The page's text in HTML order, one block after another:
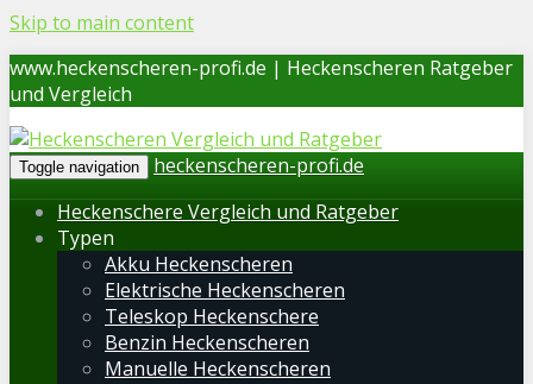
Skip to main content
www.heckenscheren-profi.de | Heckenscheren Ratgeber
und Vergleich
Toggle navigation
heckenscheren-profi.de
Heckenschere Vergleich und Ratgeber
Typen
Akku Heckenscheren
Elektrische Heckenscheren
Teleskop Heckenschere
Benzin Heckenscheren
Manuelle Heckenscheren